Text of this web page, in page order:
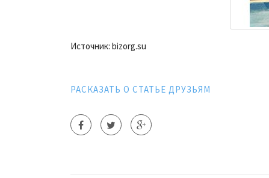
Источник: bizorg.su
РАСКАЗАТЬ О СТАТЬЕ ДРУЗЬЯМ